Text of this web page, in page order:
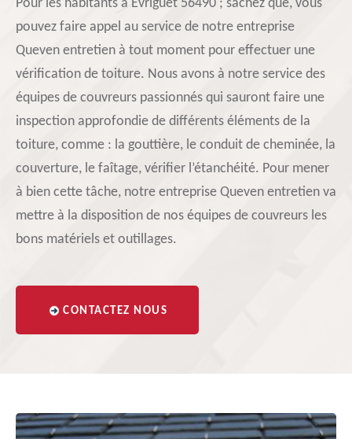
Pour les habitants à Evriguet 56490 ; sachez que, vous
pouvez faire appel au service de notre entreprise
Queven entretien à tout moment pour effectuer une
vérification de toiture. Nous avons à notre service des
équipes de couvreurs passionnés qui sauront faire une
inspection approfondie de différents éléments de la
toiture, comme : la gouttière, le conduit de cheminée, la
couverture, le faîtage, vérifier l’étanchéité. Pour mener
à bien cette tâche, notre entreprise Queven entretien va
mettre à la disposition de nos équipes de couvreurs les
bons matériels et outillages.
CONTACTEZ NOUS